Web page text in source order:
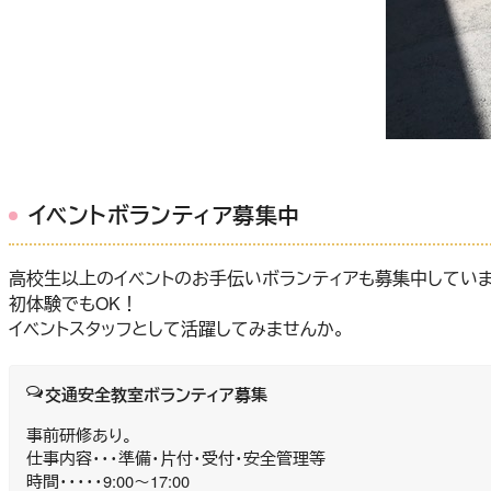
イベントボランティア募集中
高校生以上のイベントのお手伝いボランティアも募集中してい
初体験でもOK！
イベントスタッフとして活躍してみませんか。
交通安全教室ボランティア募集
事前研修あり。
仕事内容・・・準備･片付･受付・安全管理等
時間・・・・・9:00～17:00